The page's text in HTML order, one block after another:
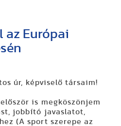
az Európai
úr, képviselő társaim!
is megköszönjem
jobbító javaslatot,
(A sport szerepe az